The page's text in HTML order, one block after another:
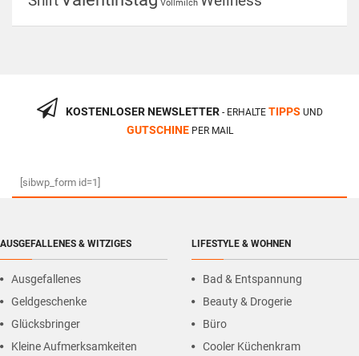
Vollmilch
KOSTENLOSER NEWSLETTER- ERHALTE TIPPS UND
GUTSCHINEPER MAIL
[sibwp_form id=1]
AUSGEFALLENES & WITZIGES
Ausgefallenes
Geldgeschenke
Glücksbringer
Kleine Aufmerksamkeiten
LIFESTYLE & WOHNEN
Bad & Entspannung
Beauty & Drogerie
Büro
Cooler Küchenkram